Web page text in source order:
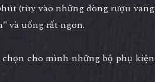
(tùy vào những dòng rượu vang
và uống rất ngon.
chọn cho mình những bộ phụ kiện